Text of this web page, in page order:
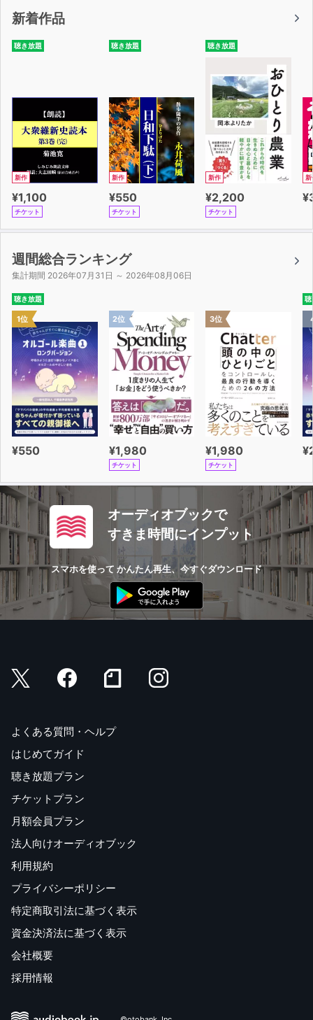
新着作品
聴き放題
新作
¥1,100
チケット
聴き放題
新作
¥550
チケット
聴き放題
新作
¥2,200
チケット
新
週間総合ランキング
集計期間 2026年07月31日 ～ 2026年08月06日
聴き放題
1位
¥550
2位
¥1,980
チケット
3位
¥1,980
チケット
聴
オーディオブックで
すきま時間にインプット
スマホを使って かんたん再生、今すぐダウンロード
よくある質問・ヘルプ
はじめてガイド
聴き放題プラン
チケットプラン
月額会員プラン
法人向けオーディオブック
利用規約
プライバシーポリシー
特定商取引法に基づく表示
資金決済法に基づく表示
会社概要
採用情報